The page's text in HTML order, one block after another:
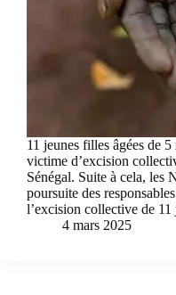
11 jeunes filles âgées de
victime d’excision
Sénégal. Suite à cela, les
poursuite des
l’excision collective de
4 mars 2025